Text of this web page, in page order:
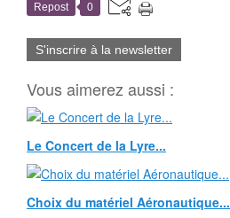
Repost 0
S'inscrire à la newsletter
Vous aimerez aussi :
Le Concert de la Lyre...
Choix du matériel Aéronautique...